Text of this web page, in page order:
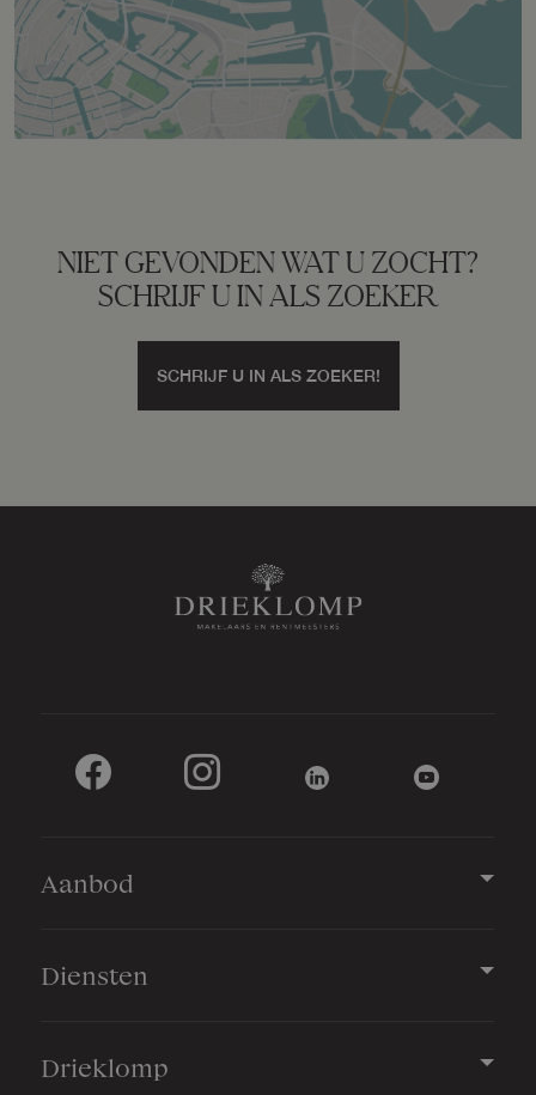
Parkeergelegenheid
Soort parkeergelegenheid Op eigen terrein, openbaar parkeren
NIET GEVONDEN WAT U ZOCHT?
SCHRIJF U IN ALS ZOEKER
SCHRIJF U IN ALS ZOEKER!
Aanbod
Diensten
Drieklomp